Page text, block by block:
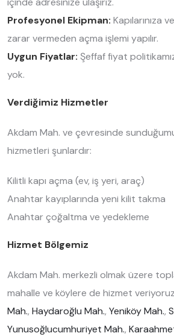
Profesyonel Ekipman: Kapılarınıza
zarar vermeden açma işlemi yapılır.
Uygun Fiyatlar: Şeffaf fiyat
yok.
Verdiğimiz Hizmetler
Akdam Mah. ve çevresinde
hizmetleri şunlardır:
Kilitli kapı açma (ev, iş yeri, araç)
Anahtar kayıplarında yeni kilit takma
Anahtar çoğaltma ve yedekleme
Hizmet Bölgemiz
Akdam Mah. merkezli olmak üzere
mahalle ve köylere de hizmet
Mah., Haydaroğlu Mah., Yeniköy Mah.,
Yunusoğlucumhuriyet Mah.,